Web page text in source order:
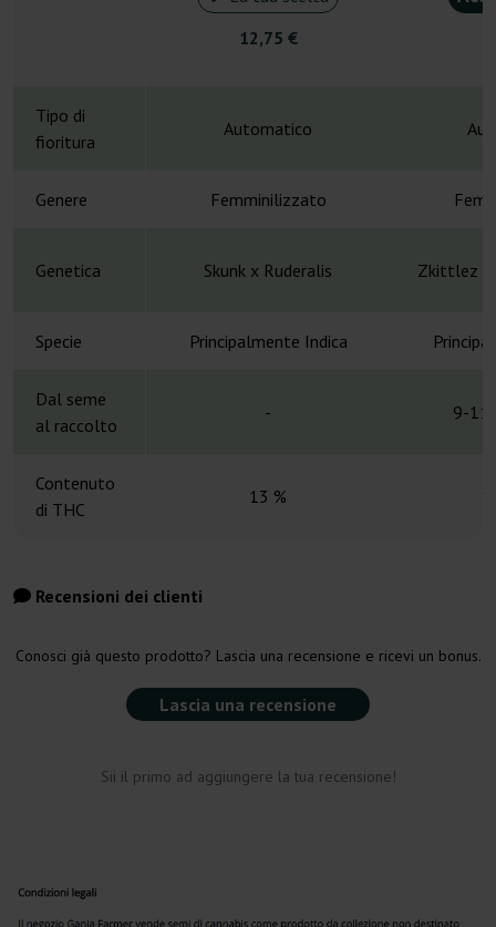
12,75 €
Tipo di
fioritura
Automatico
Genere Femminilizzato
Genetica Skunk x Ruderalis Zkittlez x
Specie Principalmente Indica
Dal seme
al raccolto
- 9-11
Contenuto
di THC
13 %
Recensioni dei clienti
Conosci già questo prodotto? Lascia una recensione e ricevi un bonus.
Lascia una recensione
Sii il primo ad aggiungere la tua recensione!